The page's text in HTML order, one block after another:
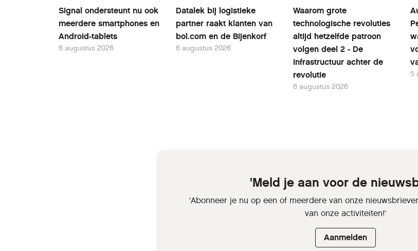
Signal ondersteunt nu ook
meerdere smartphones en
Android-tablets
6 augustus 2026
Datalek bij logistieke
partner raakt klanten van
bol.com en de Bijenkorf
6 augustus 2026
Waarom grote
technologische revoluties
altijd hetzelfde patroon
volgen deel 2 - De
infrastructuur achter de
revolutie
6 augustus 2026
5
'Meld je aan voor de
'Abonneer je nu op een of meerdere van onze
van onze activiteiten!'
Aanmelden